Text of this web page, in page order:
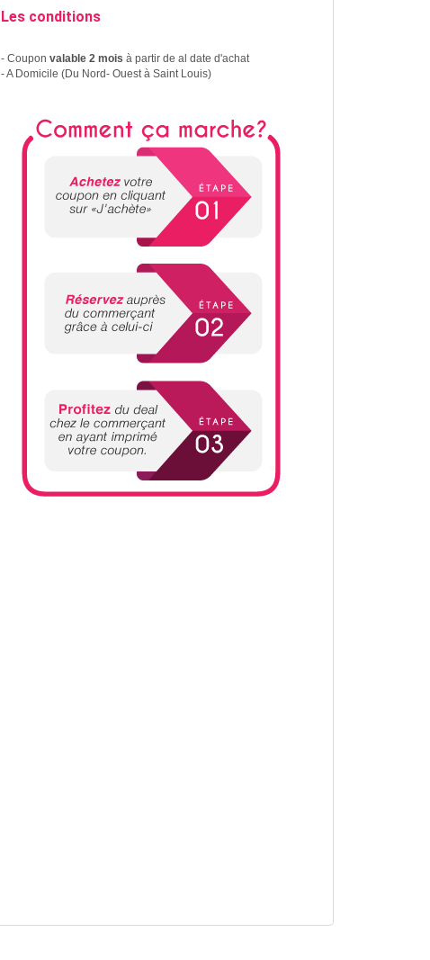
Les conditions
- Coupon valable 2 mois à partir de al date d'achat
- A Domicile (Du Nord- Ouest à Saint Louis)